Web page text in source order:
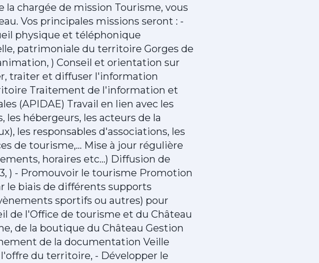
chargée de mission Tourisme, vous
Vos principales missions seront : -
physique et téléphonique
patrimoniale du territoire Gorges de
) Conseil et orientation sur
traiter et diffuser l'information
Traitement de l'information et
(APIDAE) Travail en lien avec les
hébergeurs, les acteurs de la
les responsables d'associations, les
de tourisme,... Mise à jour régulière
horaires etc...) Diffusion de
) - Promouvoir le tourisme Promotion
le biais de différents supports
sportifs ou autres) pour
de l'Office de tourisme et du Château
de la boutique du Château Gestion
de la documentation Veille
du territoire, - Développer le